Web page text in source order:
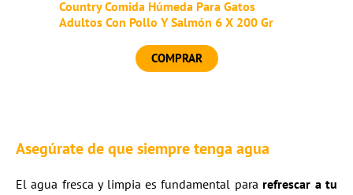
Country Comida Húmeda Para Gatos
Adultos Con Pollo Y Salmón 6 X 200 Gr
COMPRAR
Asegúrate de que siempre tenga agua
El agua fresca y limpia es fundamental pararefrescar a tu